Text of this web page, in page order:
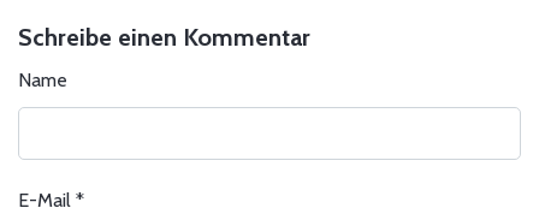
Schreibe einen Kommentar
Name
E-Mail *